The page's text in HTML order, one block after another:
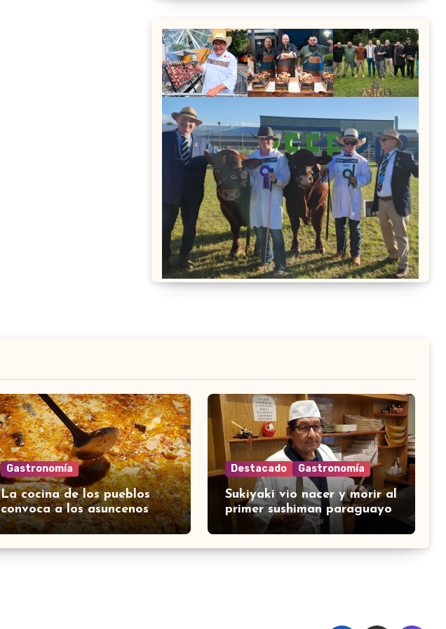
Gastronomía
La cocina de los pueblos
convoca a los asuncenos
Destacado Gastronomía
Sukiyaki vio nacer y morir al
primer sushiman paraguayo